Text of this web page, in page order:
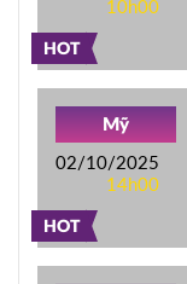
HOT
10h00
HOT
Mỹ
02/10/2025
14h00